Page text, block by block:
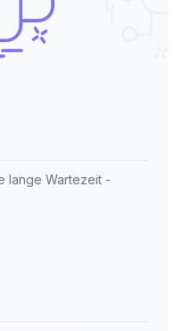
lange Wartezeit -